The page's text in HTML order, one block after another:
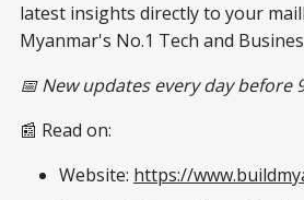
latest insights directly to your
Myanmar's No.1 Tech and
📅 New updates every day before
📰 Read on:
Website: https://